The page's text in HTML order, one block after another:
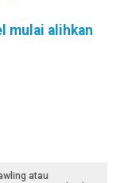
mulai alihkan
atau